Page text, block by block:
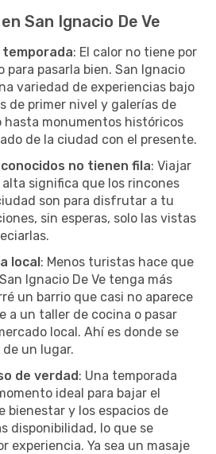
San Ignacio De Ve
: El calor no tiene por
para pasarla bien. San Ignacio
variedad de experiencias bajo
de primer nivel y galerías de
hasta monumentos históricos
de la ciudad con el presente.
no tienen fila: Viajar
significa que los rincones
son para disfrutar a tu
sin esperas, solo las vistas
local: Menos turistas hace que
Ignacio De Ve tenga más
un barrio que casi no aparece
a un taller de cocina o pasar
local. Ahí es donde se
un lugar.
de verdad: Una temporada
ideal para bajar el
bienestar y los espacios de
disponibilidad, lo que se
experiencia. Ya sea un masaje